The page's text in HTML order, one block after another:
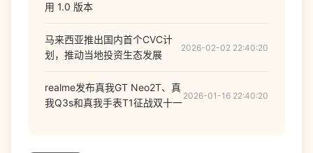
用 1.0 版本
马来西亚推出国内首个CVC计
划，推动当地投资生态发展
2026-02-02 22:40:20
realme发布真我GT Neo2T、真
我Q3s和真我手表T1征战双十一
2026-01-16 22:40:20